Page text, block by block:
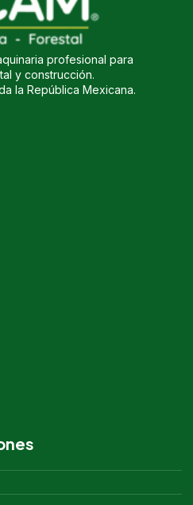
profesional para
y construcción.
la República Mexicana.